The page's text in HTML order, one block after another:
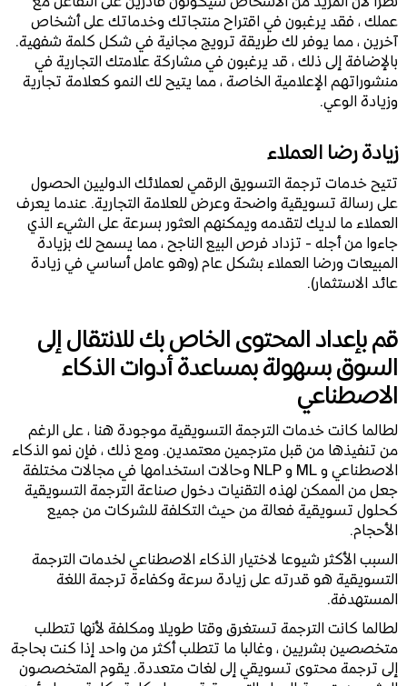
عملك ، فقد يرغبون في اقتراح منتجاتك وخدماتك على أشخاص
آخرين ، مما يوفر لك طريقة ترويج مجانية في شكل كلمة شفهية.
بالإضافة إلى ذلك ، قد يرغبون في مشاركة علامتك التجارية في
منشوراتهم الإعلامية الخاصة ، مما يتيح لك النمو كعلامة تجارية
وزيادة الوعي.
زيادة رضا العملاء
تتيح خدمات ترجمة التسويق الرقمي لعملائك الدوليين الحصول
على رسالة تسويقية واضحة وعرض للعلامة التجارية. عندما يعرف
العملاء ما لديك لتقدمه ويمكنهم العثور بسرعة على الشيء الذي
جاءوا من أجله - تزداد فرص البيع الناجح ، مما يسمح لك بزيادة
المبيعات ورضا العملاء بشكل عام (وهو عامل أساسي في زيادة
عائد الاستثمار).
قم بإعداد المحتوى الخاص بك للانتقال إلى
السوق بسهولة بمساعدة أدوات الذكاء
الاصطناعي
لطالما كانت خدمات الترجمة التسويقية موجودة هنا ، على الرغم
من تنفيذها من قبل مترجمين معتمدين. ومع ذلك ، فإن نمو الذكاء
الاصطناعي و ML و NLP وحالات استخدامها في مجالات مختلفة
جعل من الممكن لهذه التقنيات دخول صناعة الترجمة التسويقية
كحلول تسويقية فعالة من حيث التكلفة للشركات من جميع
الأحجام.
السبب الأكثر شيوعا لاختيار الذكاء الاصطناعي لخدمات الترجمة
التسويقية هو قدرته على زيادة سرعة وكفاءة ترجمة اللغة
المستهدفة.
لطالما كانت الترجمة تستغرق وقتا طويلا ومكلفة لأنها تتطلب
متخصصين بشريين ، وغالبا ما تتطلب أكثر من واحد إذا كنت بحاجة
إلى ترجمة محتوى تسويقي إلى لغات متعددة. يقوم المتخصصون